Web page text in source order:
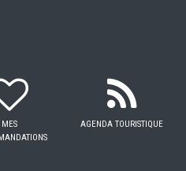
MES
AGENDA TOURISTIQUE